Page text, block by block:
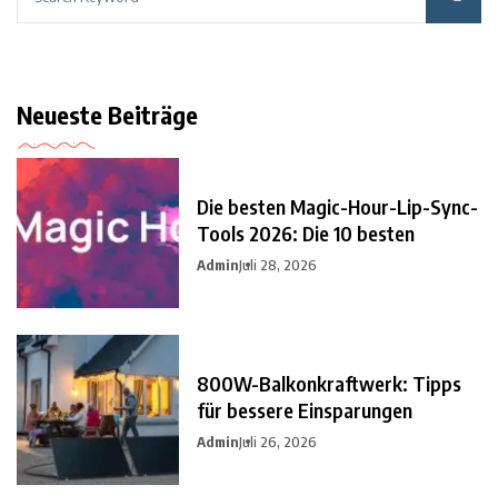
Neueste Beiträge
Die besten Magic-Hour-Lip-Sync-
Tools 2026: Die 10 besten
AdminJuli 28, 2026
800W-Balkonkraftwerk: Tipps
für bessere Einsparungen
AdminJuli 26, 2026